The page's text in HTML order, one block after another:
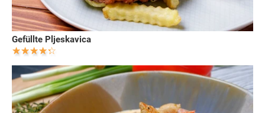
Gefüllte Pljeskavica